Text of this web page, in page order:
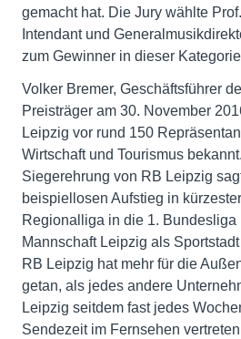
gemacht hat. Die Jury wählte
Intendant und
zum Gewinner in dieser
Volker Bremer, Geschäftsführer
Preisträger am 30. November
Leipzig vor rund 150
Wirtschaft und Tourismus
Siegerehrung von RB Leipzig
beispiellosen Aufstieg in
Regionalliga in die 1. Bundesliga
Mannschaft Leipzig als
RB Leipzig hat mehr für die
getan, als jedes andere
Leipzig seitdem fast jedes
Sendezeit im Fernsehen